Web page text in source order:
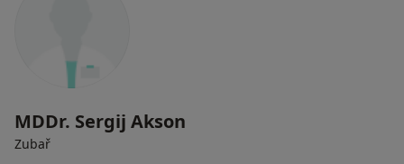
MDDr. Sergij Akson
Zubař